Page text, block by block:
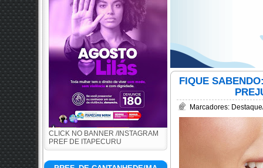
CLICK NO BANNER /INSTAGRAM
PREF DE ITAPECURU
FIQUE
Marcadores: